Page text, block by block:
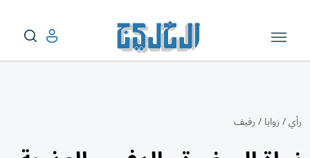
رأي/زوايا/رفيف